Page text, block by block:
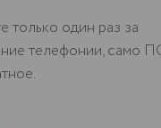
только один раз за
телефонии, само